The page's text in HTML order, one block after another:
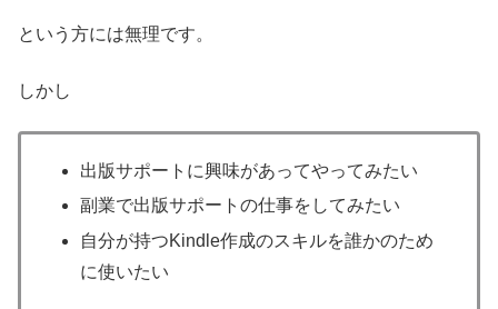
という方には無理です。
しかし
出版サポートに興味があってやってみたい
副業で出版サポートの仕事をしてみたい
自分が持つKindle作成のスキルを誰かのため
に使いたい